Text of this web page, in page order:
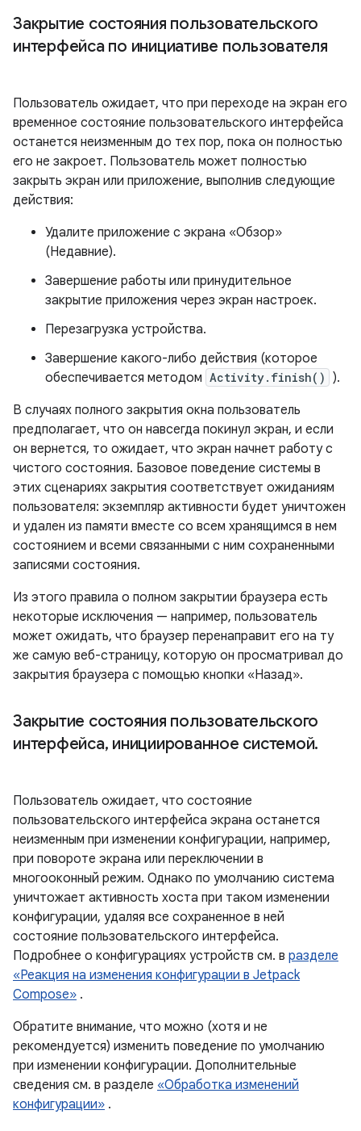
Закрытие состояния пользовательского
интерфейса по инициативе пользователя
Пользователь ожидает, что при переходе на экран его
временное состояние пользовательского интерфейса
останется неизменным до тех пор, пока он полностью
его не закроет. Пользователь может полностью
закрыть экран или приложение, выполнив следующие
действия:
Удалите приложение с экрана «Обзор»
(Недавние).
Завершение работы или принудительное
закрытие приложения через экран настроек.
Перезагрузка устройства.
Завершение какого-либо действия (которое
обеспечивается методом Activity.finish()
).
В случаях полного закрытия окна пользователь
предполагает, что он навсегда покинул экран, и если
он вернется, то ожидает, что экран начнет работу с
чистого состояния. Базовое поведение системы в
этих сценариях закрытия соответствует ожиданиям
пользователя: экземпляр активности будет уничтожен
и удален из памяти вместе со всем хранящимся в нем
состоянием и всеми связанными с ним сохраненными
записями состояния.
Из этого правила о полном закрытии браузера есть
некоторые исключения — например, пользователь
может ожидать, что браузер перенаправит его на ту
же самую веб-страницу, которую он просматривал до
закрытия браузера с помощью кнопки «Назад».
Закрытие состояния пользовательского
интерфейса, инициированное системой.
Пользователь ожидает, что состояние
пользовательского интерфейса экрана останется
неизменным при изменении конфигурации, например,
при повороте экрана или переключении в
многооконный режим. Однако по умолчанию система
уничтожает активность хоста при таком изменении
конфигурации, удаляя все сохраненное в ней
состояние пользовательского интерфейса.
Подробнее о конфигурациях устройств см. в разделе
«Реакция на изменения конфигурации в Jetpack
Compose» .
Обратите внимание, что можно (хотя и не
рекомендуется) изменить поведение по умолчанию
при изменении конфигурации. Дополнительные
сведения см. в разделе «Обработка изменений
конфигурации» .